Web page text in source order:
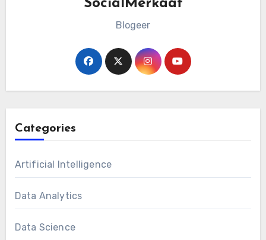
SocialMerkaat
Blogeer
Categories
Artificial Intelligence
Data Analytics
Data Science